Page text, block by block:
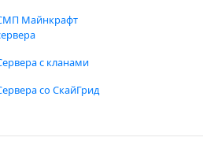
Майнкрафт
с кланами
со СкайГрид